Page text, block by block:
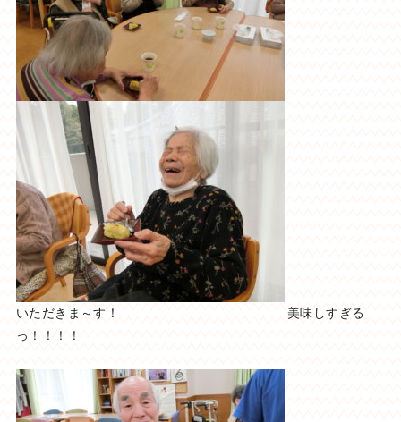
いただきま～す！ 美味しすぎる
っ！！！！